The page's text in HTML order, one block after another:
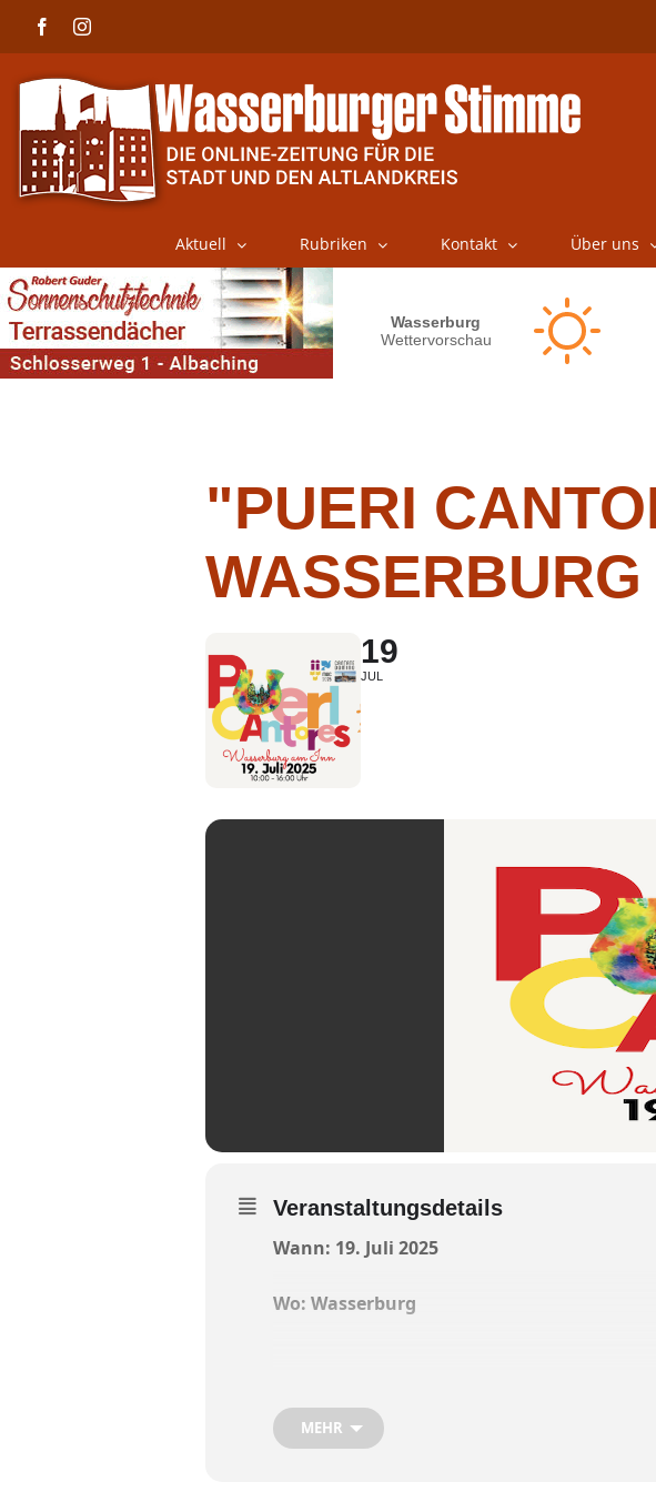
FacebookInstagram
Aktuell Rubriken Kontakt Über uns
"PUERI
WASSERBURG
19
JUL
Veranstaltungsdetails
Wann: 19. Juli 2025
Wo: Wasserburg
Bis 20. Juli findet das internationale Kinder-
und Jugendliche aus der ganzen Welt
MEHR